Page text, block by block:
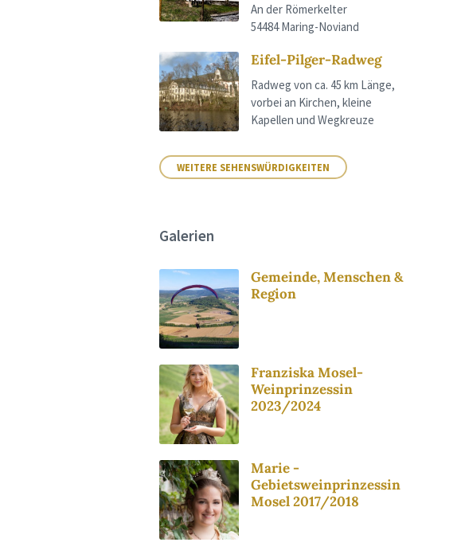
An der Römerkelter
54484 Maring-Noviand
Eifel-Pilger-Radweg
Radweg von ca. 45 km Länge,
vorbei an Kirchen, kleine
Kapellen und Wegkreuze
WEITERE SEHENSWÜRDIGKEITEN
Galerien
Gemeinde, Menschen &
Region
Franziska Mosel-
Weinprinzessin
2023/2024
Marie -
Gebietsweinprinzessin
Mosel 2017/2018